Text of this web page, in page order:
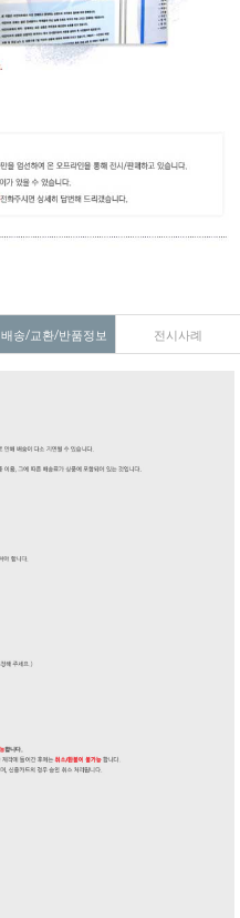
배송/교환/반품정보 전시사례